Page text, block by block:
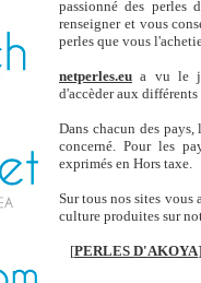
passionné des
renseigner et vous
perles que vous
netperles.eu a vu le
d'accèder aux
Dans chacun des
concerné. Pour les
exprimés en Hors taxe.
Sur tous nos sites vous
culture produites sur
[PERLES D'AKOYA